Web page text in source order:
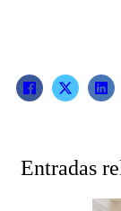
Entradas